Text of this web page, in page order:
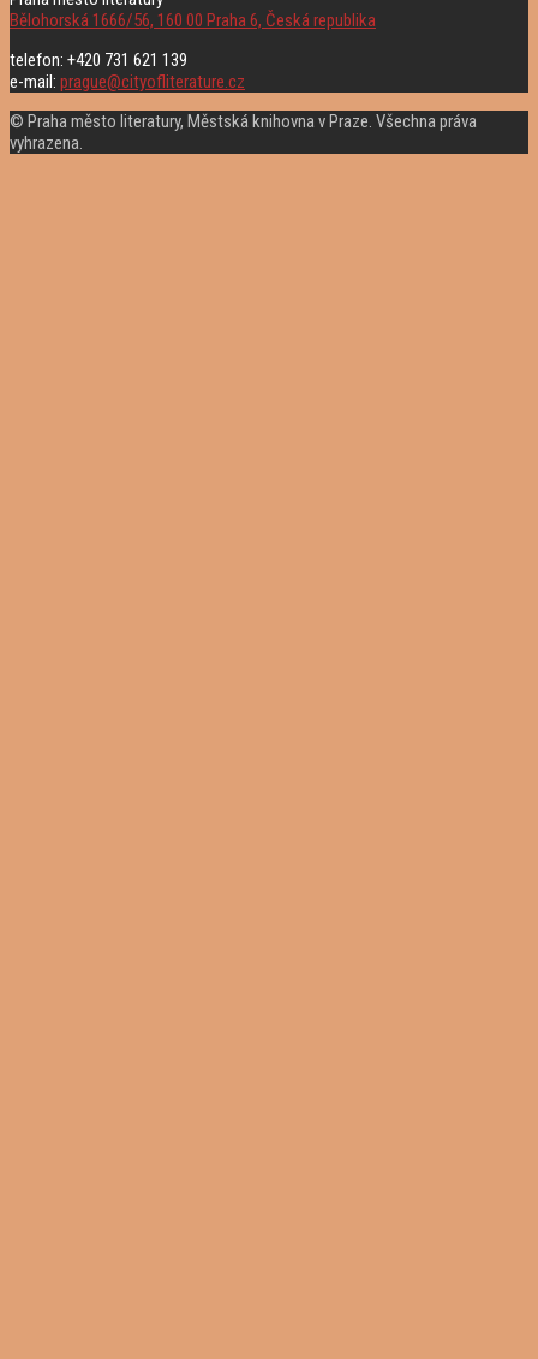
Bělohorská 1666/56, 160 00 Praha 6, Česká republika
telefon: +420 731 621 139
e-mail: prague@cityofliterature.cz
© Praha město literatury, Městská knihovna v Praze. Všechna práva
vyhrazena.